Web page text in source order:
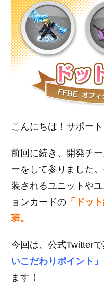
こんにちは！サポー
前回に続き、開発チ
ーをして参りました
装されるユニットや
ョンカードの 「ドッ
班。
今回は、公式Twitter
いこだわりポイント」
ます！